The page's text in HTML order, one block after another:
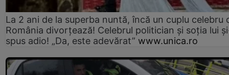
La 2 ani de la superba nuntă, încă un cuplu celebru
România divorțează! Celebrul politician și soția lui
spus adio! „Da, este adevărat” www.unica.ro